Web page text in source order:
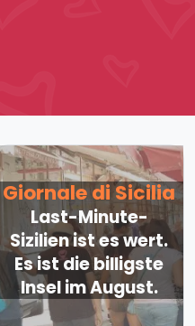
Giornale di Sicilia
Last-Minute-
Sizilien ist es wert.
Es ist die billigste
Insel im August.